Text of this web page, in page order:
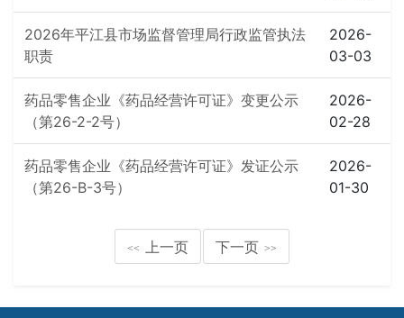
2026年平江县市场监督管理局行政监管执法
职责
2026-
03-03
药品零售企业《药品经营许可证》变更公示
（第26-2-2号）
2026-
02-28
药品零售企业《药品经营许可证》发证公示
（第26-B-3号）
2026-
01-30
<< 上一页 下一页 >>